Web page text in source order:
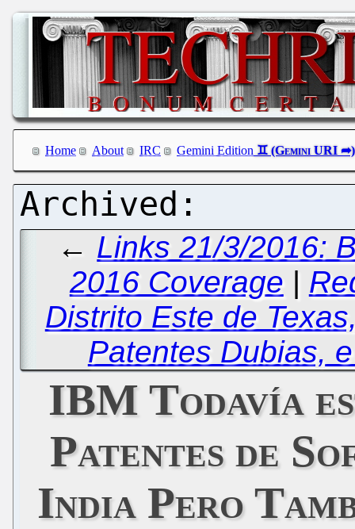
Home About IRC Gemini Edition
← Links 21/3/2016:
2016 Coverage |
Distrito Este de
Patentes Dubias,
IBM Todavía
Patentes de
India Pero